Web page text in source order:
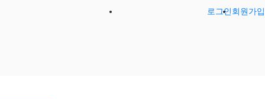
로그인회원가입